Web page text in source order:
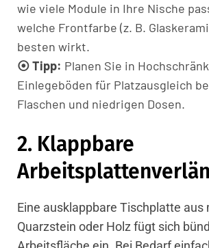
wie viele Module in Ihre Nische
welche Frontfarbe (z. B.
besten wirkt.
⦿ Tipp: Planen Sie in
Einlegeböden für Platzausgleich
Flaschen und niedrigen Dosen.
2. Klappbare
Eine ausklappbare Tischplatte aus
Quarzstein oder Holz fügt sich